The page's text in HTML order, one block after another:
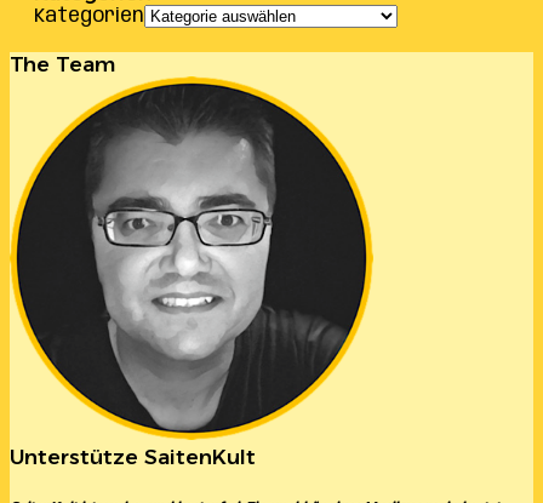
Kategorien
The Team
Unterstütze SaitenKult